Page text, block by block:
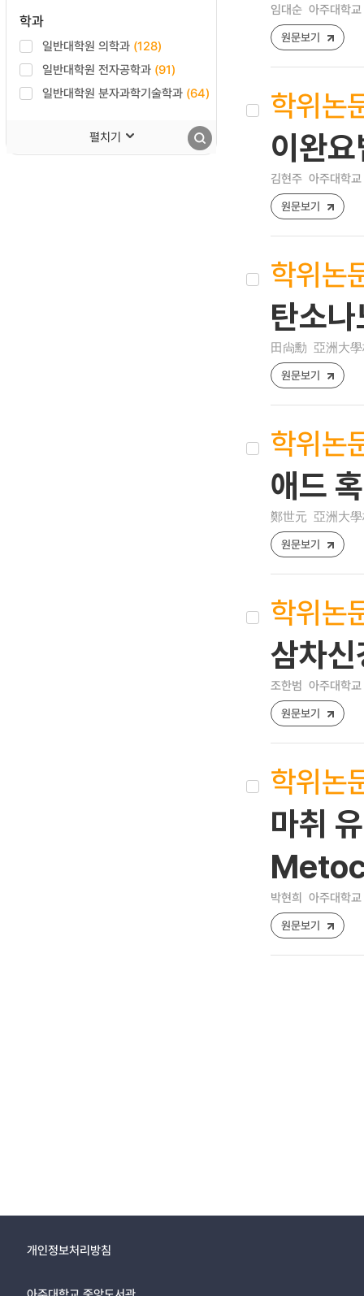
학과
일반대학원 의학과 (128)
일반대학원 전자공학과 (91)
일반대학원 분자과학기술학과 (64)
펼치기
임대순 아주대학
원문보기
학위논
이완
김현주 아주대학
원문보기
학위논
탄소
田尙勳 亞洲大
원문보기
학위논
애드
鄭世元 亞洲大
원문보기
학위논
삼차
조한범 아주대학
원문보기
학위논
마취
박현희 아주대학
원문보기
개인정보처리방침